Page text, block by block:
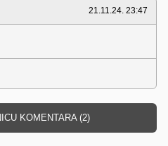
21.11.24. 23:47
KOMENTARA (2)